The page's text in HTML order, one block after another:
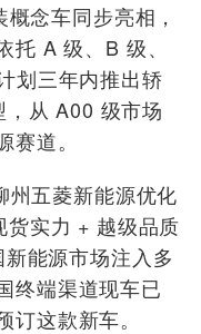
念车同步亮相，
A 级、B 级、
划三年内推出轿
从 A00 级市场
道。
五菱新能源优化
货实力 + 越级品质
能源市场注入多
终端渠道现车已
这款新车。